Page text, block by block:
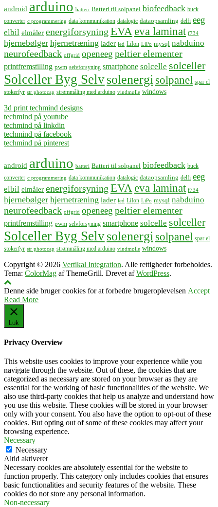
android arduino batteri Batteri til solpanel biofeedback buck
converter c programmering data kommunikation datalogic dataopsamling delfi eeg
elbil elmåler energiforsyning EVA eva laminat f734
hjernebølger hjernetræning lader led LiIon LiPo mysql nabduino
neurofeedback offgrid openeeg peltier elementer
printfremstilling pwm selvforsyning smartphone solcelle solceller
Solceller Byg Selvsolenergi solpanel spar el
stokerfyr str photocap strømmåling med arduino vindmølle windows
3d print techmind designs
techmind på youtube
techmind på linkdin
techmind på facebook
techmind på pinterest
android arduino batteri Batteri til solpanel biofeedback buck
converter c programmering data kommunikation datalogic dataopsamling delfi eeg
elbil elmåler energiforsyning EVA eva laminat f734
hjernebølger hjernetræning lader led LiIon LiPo mysql nabduino
neurofeedback offgrid openeeg peltier elementer
printfremstilling pwm selvforsyning smartphone solcelle solceller
Solceller Byg Selvsolenergi solpanel spar el
stokerfyr str photocap strømmåling med arduino vindmølle windows
Copyright © 2026 Vertikal Integration. Alle rettigheder forbeholdes.
Tema: ColorMag af ThemeGrill. Drevet afWordPress.
Denne side bruger cookies for at forbedre brugeroplevelsen Accept
Read More
Luk
Privacy Overview
This website uses cookies to improve your experience while you
navigate through the website. Out of these, the cookies that are
categorized as necessary are stored on your browser as they are
essential for the working of basic functionalities of the website. We
also use third-party cookies that help us analyze and understand how
you use this website. These cookies will be stored in your browser
only with your consent. You also have the option to opt-out of these
cookies. But opting out of some of these cookies may affect your
browsing experience.
Necessary
Necessary
Altid aktiveret
Necessary cookies are absolutely essential for the website to
function properly. This category only includes cookies that ensures
basic functionalities and security features of the website. These
cookies do not store any personal information.
Non-necessary